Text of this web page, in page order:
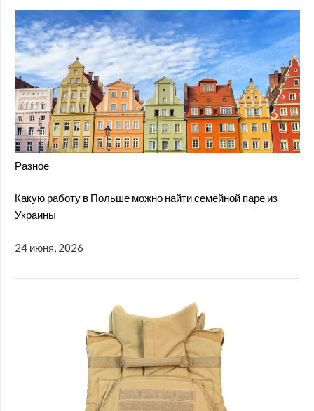
Разное
Какую работу в Польше можно найти семейной паре из
Украины
24 июня, 2026